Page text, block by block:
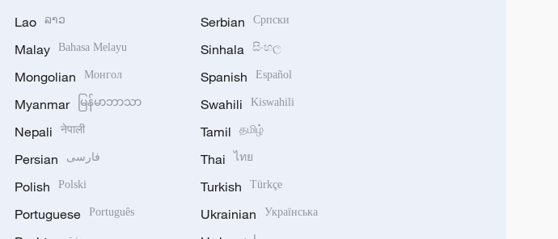
Lao ລາວ
Malay Bahasa Melayu
Mongolian Монгол
Myanmar မြန်မာဘာသာ
Nepali नेपाली
Persian فارسی
Polish Polski
Portuguese Português
Serbian Српски
Sinhala සිංහල
Spanish Español
Swahili Kiswahili
Tamil தமிழ்
Thai ไทย
Turkish Türkçe
Ukrainian Українська